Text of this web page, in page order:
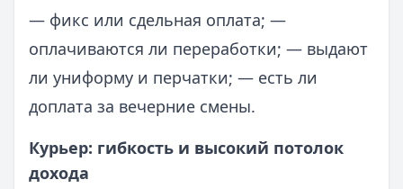
— фикс или сдельная оплата; —
оплачиваются ли переработки; — выдают
ли униформу и перчатки; — есть ли
доплата за вечерние смены.
Курьер: гибкость и высокий потолок
дохода